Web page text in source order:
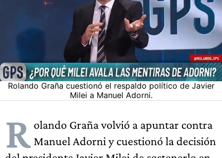
Rolando Graña cuestionó el respaldo político de Javier
Milei a Manuel Adorni.
R olando Graña volvió a apuntar contra
Manuel Adorni y cuestionó la decisión